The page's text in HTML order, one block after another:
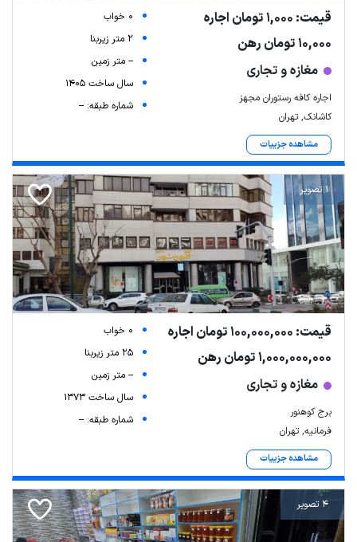
Leaflet| Map data ©ariamarz.com
قیمت: 1,000 تومان اجاره
10,000 تومان رهن
مغازه و تجاری
اجاره کافه‌‌ رستوران مجهز
کاشانک, تهران
مشاهده جزییات
0 خواب
2 متر زیربنا
-- متر زمین
سال ساخت 1405
شماره طبقه: --
1 تصویر
قیمت: 100,000,000 تومان اجاره
1,000,000,000 تومان رهن
مغازه و تجاری
برج کوهنور
فرمانیه, تهران
مشاهده جزییات
0 خواب
25 متر زیربنا
-- متر زمین
سال ساخت 1373
شماره طبقه: --
4 تصویر